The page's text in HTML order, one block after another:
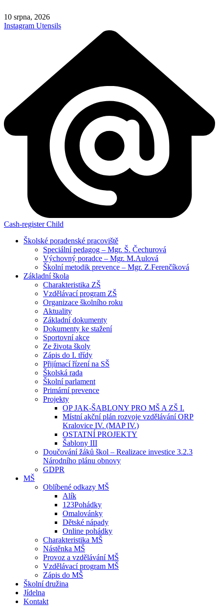
to
content
10 srpna, 2026
Instagram Utensils
Cash-register Child
Školské poradenské pracoviště
Speciální pedagog – Mgr. Š. Čechurová
Výchovný poradce – Mgr. M.Aulová
Školní metodik prevence – Mgr. Z.Ferenčíková
Základní škola
Charakteristika ZŠ
Vzdělávací program ZŠ
Organizace školního roku
Aktuality
Základní dokumenty
Dokumenty ke stažení
Sportovní akce
Ze života školy
Zápis do I. třídy
Přijímací řízení na SŠ
Školská rada
Školní parlament
Primární prevence
Projekty
OP JAK-ŠABLONY PRO MŠ A ZŠ I.
Místní akční plán rozvoje vzdělávání ORP
Kralovice IV. (MAP IV.)
OSTATNÍ PROJEKTY
Šablony III
Doučování žáků škol – Realizace investice 3.2.3
Národního plánu obnovy
GDPR
MŠ
Oblíbené odkazy MŠ
Alík
123Pohádky
Omalovánky
Dětské nápady
Online pohádky
Charakteristika MŠ
Nástěnka MŠ
Provoz a vzdělávání MŠ
Vzdělávací program MŠ
Zápis do MŠ
Školní družina
Jídelna
Kontakt